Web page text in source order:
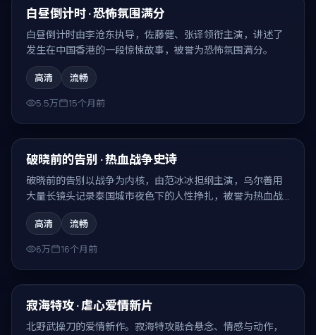
最新
白昼倒计时 · 恐怖氛围满分
白昼倒计时由李沧东执导，佐藤健、张译领衔主演，讲述了
发生在中国香港的一段惊悚故事，被誉为恐怖氛围满分。
高清
流畅
5.5万
15个月前
最新
破晓前的告别 · 热血战争史诗
破晓前的告别以战争为内核，由范冰冰担纲主演，乌尔善用
大量长镜头记录泰国城市夜色下的人性挣扎，被誉为热血战
争史诗。
高清
流畅
6万
16个月前
最新
寂海特攻 · 虐心爱情新片
北野武操刀的爱情新作。寂海特攻融合悬念、情感与动作，